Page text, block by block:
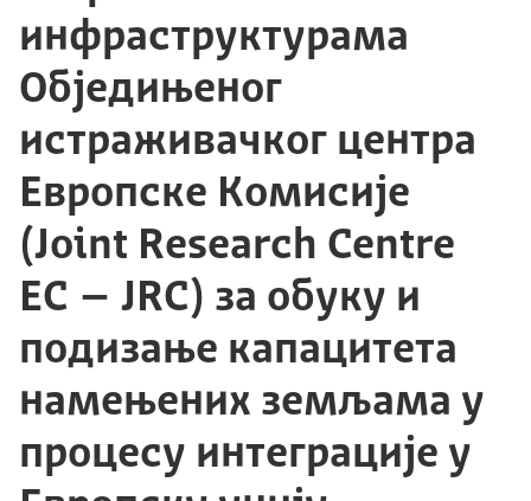
инфраструктурама
Обједињеног
истраживачког центра
Европске Комисије
(Joint Research Centre
EC – JRC) за обуку и
подизање капацитета
намењених земљама у
процесу интеграције у